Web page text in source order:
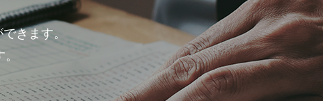
きます。